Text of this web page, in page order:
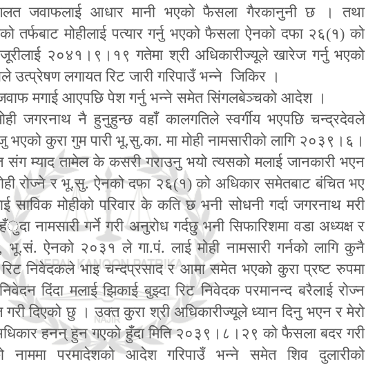
जवाफलाई आधार मानी भएको फैसला गैरकानुनी छ । तथा
तर्फबाट मोहीलाई पत्यार गर्नु भएको फैसला ऐनको दफा २६(१) को
२०४१।९।१९ गतेमा श्री अधिकारीज्यूले खारेज गर्नु भएको
उत्प्रेषण लगायत रिट जारी गरिपाउँ भन्ने जिकिर ।
मगाई आएपछि पेश गर्नु भन्ने समेत सिंगलबेञ्चको आदेश ।
जगरनाथ नै हुनुहुन्छ वहाँ कालगतिले स्वर्गीय भएपछि चन्द्रदेवले
कुरा गुम पारी भू.सु.का. मा मोही नामसारीको लागि २०३९।६।
संग म्याद तामेल के कसरी गराउनु भयो त्यसको मलाई जानकारी भएन
रोज्ने र भू.सु. ऐनको दफा २६(१) को अधिकार समेतबाट बंचित भए
साविक मोहीको परिवार के कति छ भनी सोधनी गर्दा जगरनाथ मरी
नामसारी गर्ने गरी अनुरोध गर्दछु भनी सिफारिशमा वडा अध्यक्ष र
भू.सं. ऐनको २०३१ ले गा.पं. लाई मोही नामसारी गर्नको लागि कुनै
निवेदकले भाइ चन्दप्रसाद र आमा समेत भएको कुरा प्रष्ट रुपमा
दिंदा मलाई झिकाई बुझ्दा रिट निवेदक परमानन्द बरैलाई रोज्न
दिएको छु । उक्त कुरा श्री अधिकारीज्यूले ध्यान दिनु भएन र मेरो
अधिकार हनन् हुन गएको हुँदा मिति २०३९।८।२९ को फैसला बदर गरी
नाममा परमादेशको आदेश गरिपाउँ भन्ने समेत शिव दुलारीको